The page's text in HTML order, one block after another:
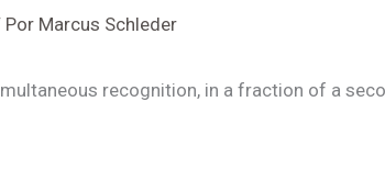
Por Marcus Schleder
recognition, in a fraction of a